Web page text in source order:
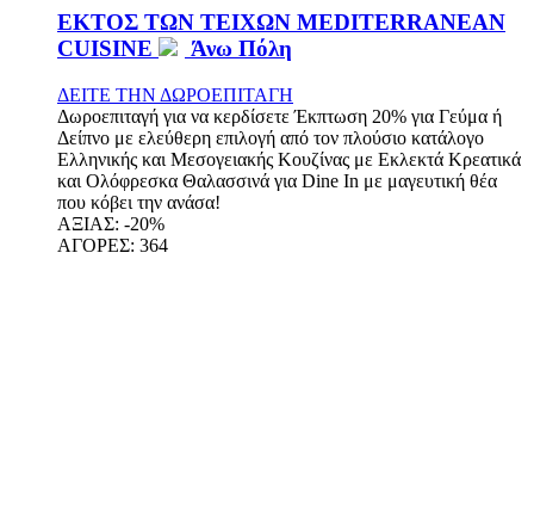
ΕΚΤΟΣ ΤΩΝ ΤΕΙΧΩΝ MEDITERRANEAN
CUISINE
Άνω Πόλη
ΔΕΙΤΕ ΤΗΝ ΔΩΡΟΕΠΙΤΑΓΗ
Δωροεπιταγή για να κερδίσετε Έκπτωση 20% για Γεύμα ή
Δείπνο με ελεύθερη επιλογή από τον πλούσιο κατάλογο
Ελληνικής και Μεσογειακής Κουζίνας με Εκλεκτά Κρεατικά
και Ολόφρεσκα Θαλασσινά για Dine In με μαγευτική θέα
που κόβει την ανάσα!
ΑΞΙΑΣ: -20%
ΑΓΟΡΕΣ: 364